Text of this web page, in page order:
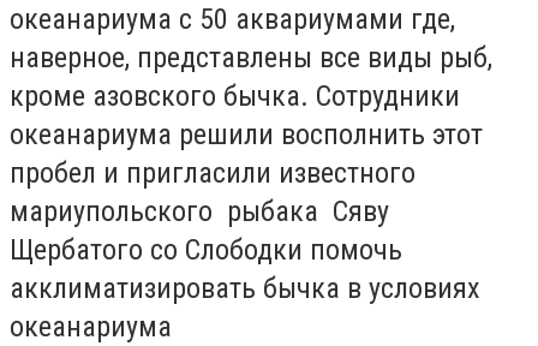
океанариума с 50 аквариумами где,
наверное, представлены все виды рыб,
кроме азовского бычка. Сотрудники
океанариума решили восполнить этот
пробел и пригласили известного
мариупольского рыбака Сяву
Щербатого со Слободки помочь
акклиматизировать бычка в условиях
океанариума